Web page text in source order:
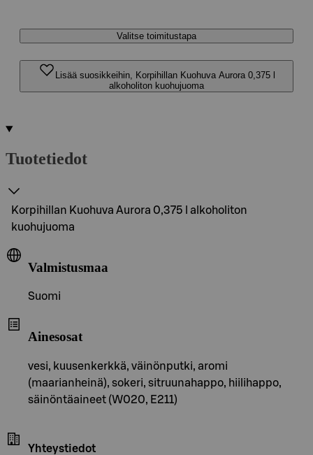
Valitse toimitustapa
Lisää suosikkeihin, Korpihillan Kuohuva Aurora 0,375 l
alkoholiton kuohujuoma
Tuotetiedot
Korpihillan Kuohuva Aurora 0,375 l alkoholiton
kuohujuoma
Valmistusmaa
Suomi
Ainesosat
vesi, kuusenkerkkä, väinönputki, aromi
(maarianheinä), sokeri, sitruunahappo, hiilihappo,
säinöntäaineet (W020, E211)
Yhteystiedot